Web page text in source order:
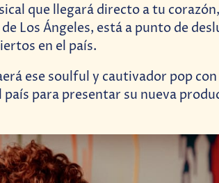
que llegará directo a tu corazón,
Los Ángeles, está a punto de
en el país.
ese soulful y cautivador pop con
para presentar su nueva